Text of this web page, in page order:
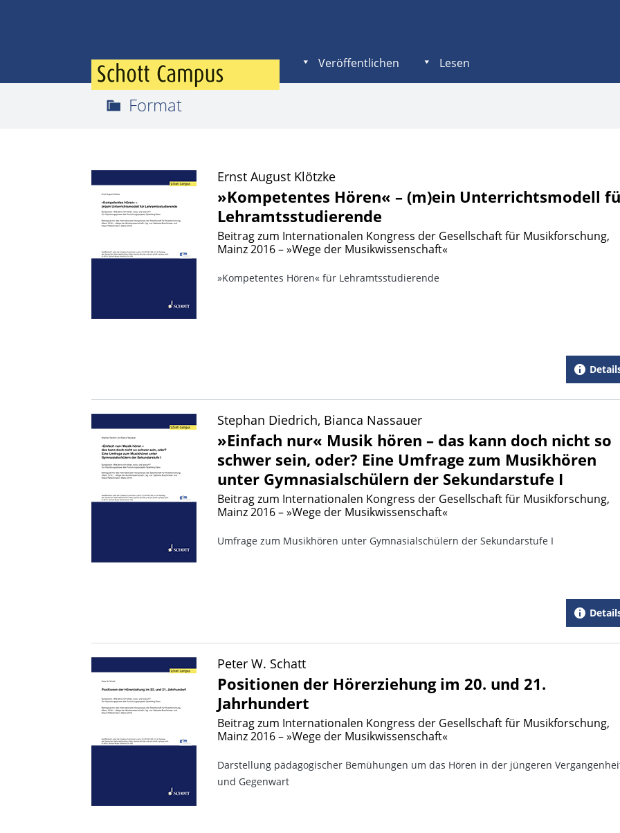
Veröffentlichen Lesen
Format
Ernst August Klötzke
»Kompetentes Hören« – (m)ein Unterrichtsmodell
Lehramtsstudierende
Beitrag zum Internationalen Kongress der Gesellschaft für Musikforschung,
Mainz 2016 – »Wege der Musikwissenschaft«
»Kompetentes Hören« für Lehramtsstudierende
Stephan Diedrich, Bianca Nassauer
»Einfach nur« Musik hören – das kann doch nicht so
schwer sein, oder? Eine Umfrage zum Musikhören
unter Gymnasialschülern der Sekundarstufe I
Beitrag zum Internationalen Kongress der Gesellschaft für Musikforschung,
Mainz 2016 – »Wege der Musikwissenschaft«
Umfrage zum Musikhören unter Gymnasialschülern der Sekundarstufe I
Peter W. Schatt
Positionen der Hörerziehung im 20. und 21.
Jahrhundert
Beitrag zum Internationalen Kongress der Gesellschaft für Musikforschung,
Mainz 2016 – »Wege der Musikwissenschaft«
Darstellung pädagogischer Bemühungen um das Hören in der jüngeren
und Gegenwart